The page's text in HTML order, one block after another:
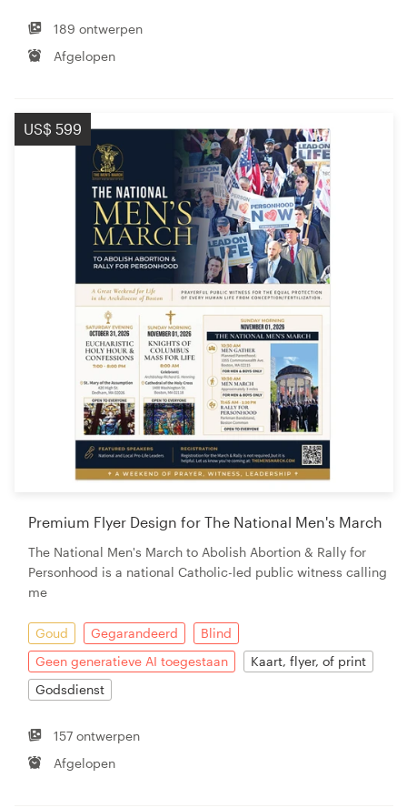
189 ontwerpen
Afgelopen
US$ 599
Premium Flyer Design for The National Men's March
The National Men's March to Abolish Abortion & Rally for
Personhood is a national Catholic-led public witness calling
me
Goud Gegarandeerd
Blind
Geen generatieve AI toegestaan
Kaart, flyer, of print
Godsdienst
157 ontwerpen
Afgelopen